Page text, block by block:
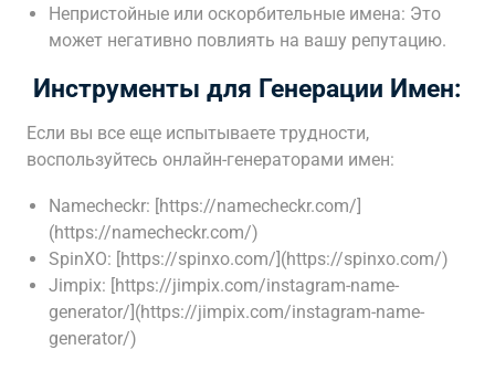
Непристойные или оскорбительные имена: Это
может негативно повлиять на вашу репутацию.
️ Инструменты для Генерации Имен:
Если вы все еще испытываете трудности,
воспользуйтесь онлайн-генераторами имен:
Namecheckr: [https://namecheckr.com/]
(https://namecheckr.com/)
SpinXO: [https://spinxo.com/](https://spinxo.com/)
Jimpix: [https://jimpix.com/instagram-name-
generator/](https://jimpix.com/instagram-name-
generator/)